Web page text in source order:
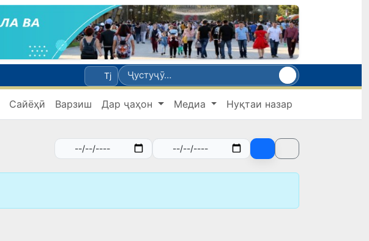
Tj
Сайёҳӣ Варзиш Дар ҷаҳон Медиа Нуқтаи назар